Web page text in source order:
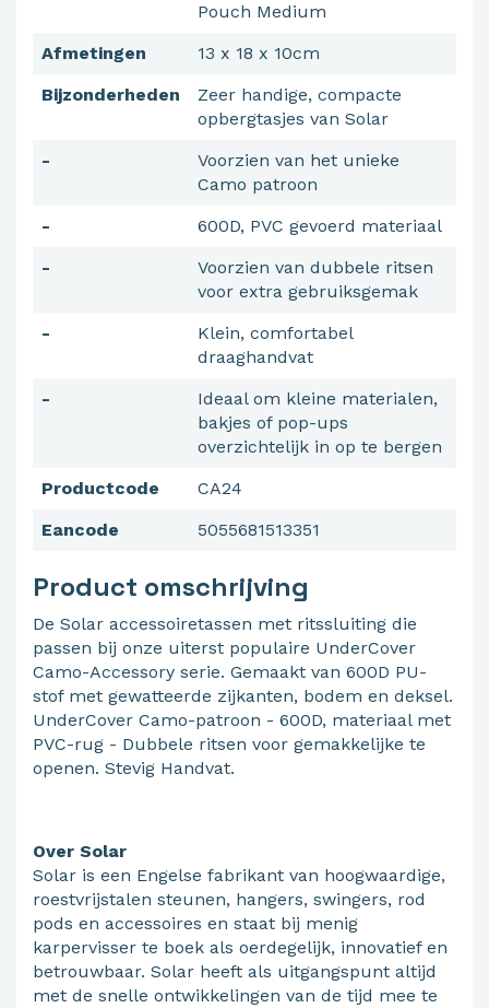
Pouch Medium
Afmetingen
13 x 18 x 10cm
Bijzonderheden
Zeer handige, compacte
opbergtasjes van Solar
-
Voorzien van het unieke
Camo patroon
-
600D, PVC gevoerd materiaal
-
Voorzien van dubbele ritsen
voor extra gebruiksgemak
-
Klein, comfortabel
draaghandvat
-
Ideaal om kleine materialen,
bakjes of pop-ups
overzichtelijk in op te bergen
Productcode
CA24
Eancode
5055681513351
Product omschrijving
De Solar accessoiretassen met ritssluiting die
passen bij onze uiterst populaire UnderCover
Camo-Accessory serie. Gemaakt van 600D PU-
stof met gewatteerde zijkanten, bodem en deksel.
UnderCover Camo-patroon - 600D, materiaal met
PVC-rug - Dubbele ritsen voor gemakkelijke te
openen. Stevig Handvat.
Over Solar
Solar is een Engelse fabrikant van hoogwaardige,
roestvrijstalen steunen, hangers, swingers, rod
pods en accessoires en staat bij menig
karpervisser te boek als oerdegelijk, innovatief en
betrouwbaar. Solar heeft als uitgangspunt altijd
met de snelle ontwikkelingen van de tijd mee te